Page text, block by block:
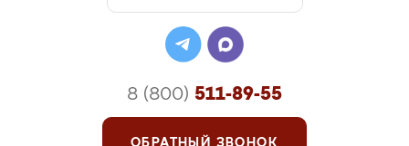
8 (800) 511-89-55
ОБРАТНЫЙ ЗВОНОК